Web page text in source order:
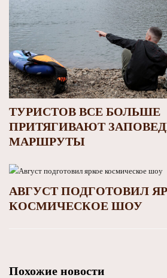
ТУРИСТОВ ВСЕ БОЛЬШЕ
ПРИТЯГИВАЮТ
МАРШРУТЫ
АВГУСТ ПОДГОТОВИЛ
КОСМИЧЕСКОЕ ШОУ
Похожие новости